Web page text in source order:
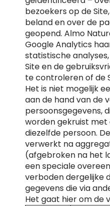
bezoekers op de
beland en over de
geopend. Almo
Google Analytics
statistische
Site en de
te controleren of de
Het is niet mogelijk
aan de hand van de
persoonsgegevens,
worden gekruist
diezelfde persoon.
verwerkt na
(afgebroken na het
een speciale
verboden dergelijke
gegevens die via
Het gaat hier om de